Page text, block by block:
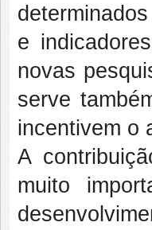
e
novas
serve
incentivem o
A
muito